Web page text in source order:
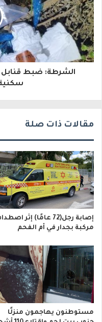
ك
ت
ر
و
الشرطة: ضبط قنابل
مقالات ذات صلة
إصابة رجل(72 عامًا) إثر
مركبة بجدار في أم الفحم
مستوطنون يهاجمون منزلًا